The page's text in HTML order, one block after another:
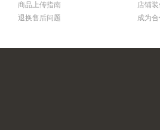
商品上传指南
退换售后问题
店铺
成为